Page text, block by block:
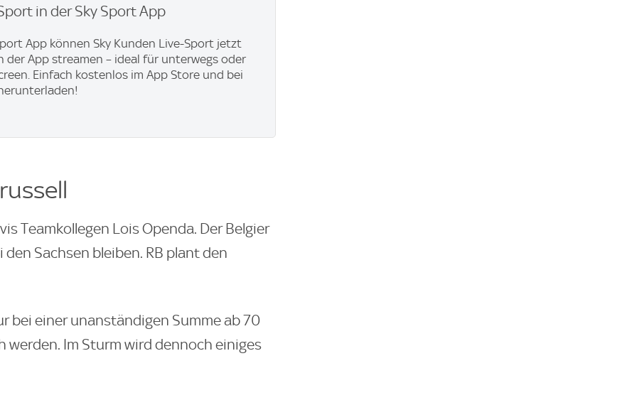
in der Sky Sport App
App können Sky Kunden Live-Sport jetzt
der App streamen – ideal für unterwegs oder
Einfach kostenlos im App Store und bei
Teamkollegen Lois Openda. Der Belgier
Sachsen bleiben. RB plant den
bei einer unanständigen Summe ab 70
werden. Im Sturm wird dennoch einiges